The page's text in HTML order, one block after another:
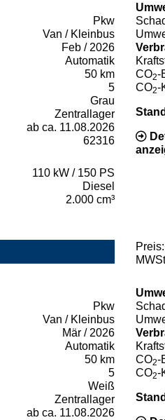
Pkw
Van / Kleinbus
Feb / 2026
Automatik
50 km
5
Grau
Zentrallager
ab ca. 11.08.2026
62316
110 kW / 150 PS
Diesel
2.000 cm³
CO2-
CO2-
Preis:
Pkw
Van / Kleinbus
Mär / 2026
Automatik
50 km
5
Weiß
Zentrallager
ab ca. 11.08.2026
CO2-
CO2-